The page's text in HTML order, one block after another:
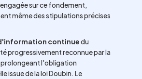
sur ce fondement,
même des stipulations précises
continuedu
progressivement reconnue par la
l'obligation
issue de la loi Doubin. Le